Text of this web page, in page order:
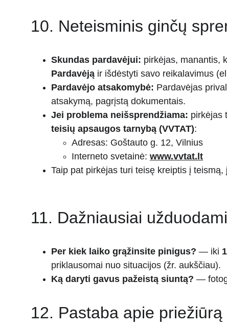
10. Neteisminis ginčų
Skundas pardavėjui: pirkėjas, manantis,
Pardavėją ir išdėstyti savo reikalavimus
Pardavėjo atsakomybė: Pardavėjas
atsakymą, pagrįstą dokumentais.
Jei problema neišsprendžiama: pirkėjas
teisių apsaugos tarnybą (VVTAT):
Adresas: Goštauto g. 12, Vilnius
Interneto svetainė: www.vvtat.lt
Taip pat pirkėjas turi teisę kreiptis į
11. Dažniausiai
Per kiek laiko grąžinsite pinigus? — iki
priklausomai nuo situacijos (žr. aukščiau).
Ką daryti gavus pažeistą siuntą? —
12. Pastaba apie